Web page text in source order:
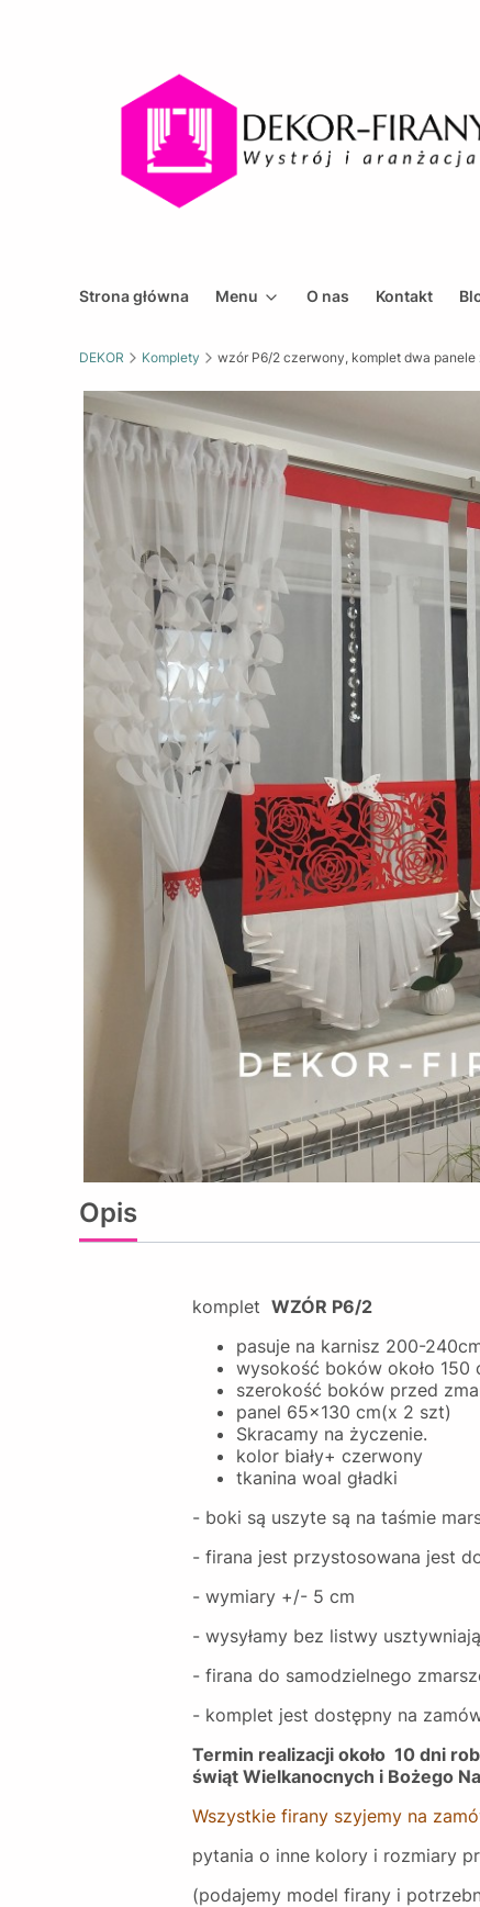
Strona główna Menu O nas Kontakt
DEKOR Komplety wzór P6/2 czerwony, komplet dwa
Opis
komplet WZÓR P6/2
pasuje na karnisz 200-
wysokość boków około 150
szerokość boków przed
panel 65x130 cm(x 2 szt)
Skracamy na życzenie.
kolor biały+ czerwony
tkanina woal gładki
- boki są uszyte są na taśmie
- firana jest przystosowana jest
- wymiary +/- 5 cm
- wysyłamy bez listwy
- firana do samodzielnego
- komplet jest dostępny na
Termin realizacji około 10 dni
świąt Wielkanocnych i Bożego
Wszystkie firany szyjemy na
pytania o inne kolory i rozmiary
(podajemy model firany i